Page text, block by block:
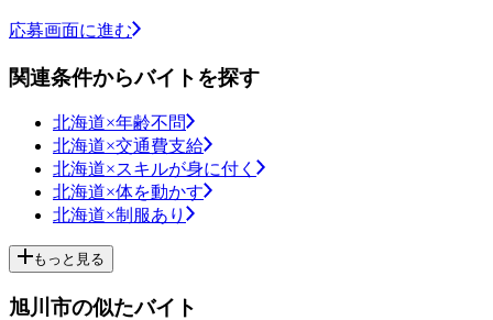
応募画面に進む
関連条件からバイトを探す
北海道×年齢不問
北海道×交通費支給
北海道×スキルが身に付く
北海道×体を動かす
北海道×制服あり
もっと見る
旭川市の似たバイト